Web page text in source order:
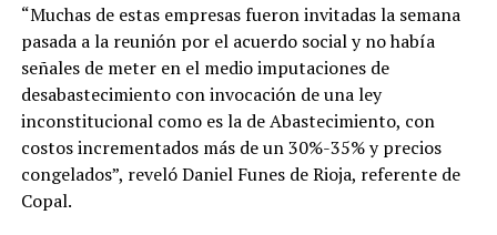
“Muchas de estas empresas fueron invitadas la semana
pasada a la reunión por el acuerdo social y no había
señales de meter en el medio imputaciones de
desabastecimiento con invocación de una ley
inconstitucional como es la de Abastecimiento, con
costos incrementados más de un 30%-35% y precios
congelados”, reveló Daniel Funes de Rioja, referente de
Copal.